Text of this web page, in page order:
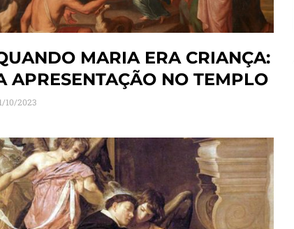
MARIA ERA CRIANÇA:
APRESENTAÇÃO NO TEMPLO
10/2023